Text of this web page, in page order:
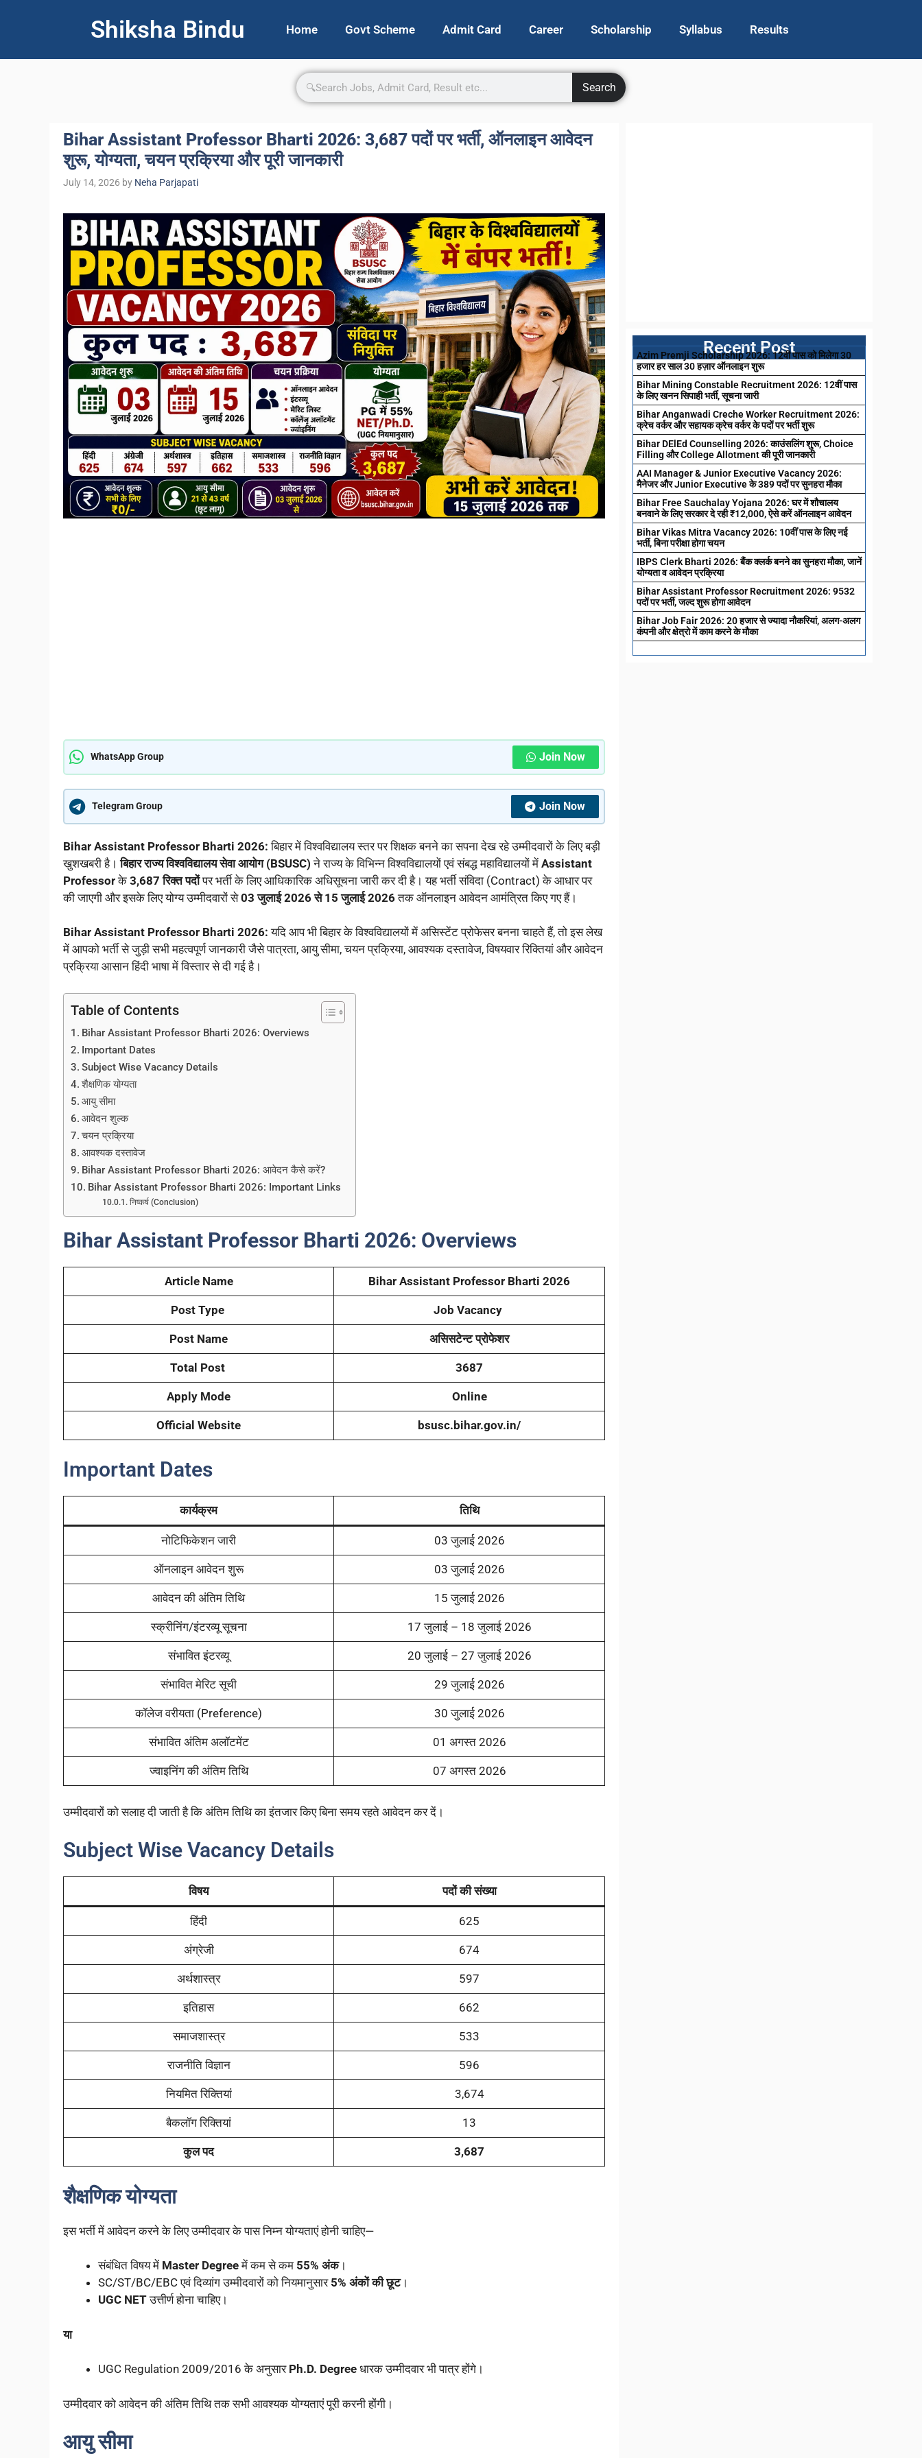
Shiksha Bindu Home Govt Scheme Admit Card Career Scholarship Syllabus Results
Search
Bihar Assistant Professor Bharti 2026: 3,687 पदों पर भर्ती, ऑनलाइन आवेदन
शुरू, योग्यता, चयन प्रक्रिया और पूरी जानकारी
July 14, 2026 by Neha Parjapati
WhatsApp Group Join Now
Telegram Group Join Now
Bihar Assistant Professor Bharti 2026: बिहार में विश्वविद्यालय स्तर पर शिक्षक बनने का सपना देख रहे उम्मीदवारों के लिए बड़ी
खुशखबरी है।बिहार राज्य विश्वविद्यालय सेवा आयोग (BSUSC) ने राज्य के विभिन्न विश्वविद्यालयों एवं संबद्ध महाविद्यालयों में Assistant
Professorके 3,687 रिक्त पदोंपर भर्ती के लिए आधिकारिक अधिसूचना जारी कर दी है। यह भर्ती संविदा (Contract) के आधार पर
की जाएगी और इसके लिए योग्य उम्मीदवारों से03 जुलाई 2026 से 15 जुलाई 2026तक ऑनलाइन आवेदन आमंत्रित किए गए हैं।
Bihar Assistant Professor Bharti 2026:यदि आप भी बिहार के विश्वविद्यालयों में असिस्टेंट प्रोफेसर बनना चाहते हैं, तो इस लेख
में आपको भर्ती से जुड़ी सभी महत्वपूर्ण जानकारी जैसे पात्रता, आयु सीमा, चयन प्रक्रिया, आवश्यक दस्तावेज, विषयवार रिक्तियां और आवेदन
प्रक्रिया आसान हिंदी भाषा में विस्तार से दी गई है।
Table of Contents
Bihar Assistant Professor Bharti 2026: Overviews
Important Dates
Subject Wise Vacancy Details
शैक्षणिक योग्यता
आयु सीमा
आवेदन शुल्क
चयन प्रक्रिया
आवश्यक दस्तावेज
Bihar Assistant Professor Bharti 2026: आवेदन कैसे करें?
Bihar Assistant Professor Bharti 2026: Important Links
निष्कर्ष (Conclusion)
Bihar Assistant Professor Bharti 2026: Overviews
Article Name Bihar Assistant Professor Bharti 2026
Post Type Job Vacancy
Post Name असिसटेन्ट प्रोफेशर
Total Post 3687
Apply Mode Online
Official Website bsusc.bihar.gov.in/
Important Dates
कार्यक्रम तिथि
नोटिफिकेशन जारी 03 जुलाई 2026
ऑनलाइन आवेदन शुरू 03 जुलाई 2026
आवेदन की अंतिम तिथि 15 जुलाई 2026
स्क्रीनिंग/इंटरव्यू सूचना 17 जुलाई – 18 जुलाई 2026
संभावित इंटरव्यू 20 जुलाई – 27 जुलाई 2026
संभावित मेरिट सूची 29 जुलाई 2026
कॉलेज वरीयता (Preference) 30 जुलाई 2026
संभावित अंतिम अलॉटमेंट 01 अगस्त 2026
ज्वाइनिंग की अंतिम तिथि 07 अगस्त 2026
उम्मीदवारों को सलाह दी जाती है कि अंतिम तिथि का इंतजार किए बिना समय रहते आवेदन कर दें।
Subject Wise Vacancy Details
विषय पदों की संख्या
हिंदी 625
अंग्रेजी 674
अर्थशास्त्र 597
इतिहास 662
समाजशास्त्र 533
राजनीति विज्ञान 596
नियमित रिक्तियां 3,674
बैकलॉग रिक्तियां 13
कुल पद 3,687
शैक्षणिक योग्यता
इस भर्ती में आवेदन करने के लिए उम्मीदवार के पास निम्न योग्यताएं होनी चाहिए—
संबंधित विषय में Master Degreeमें कम से कम 55% अंक।
SC/ST/BC/EBC एवं दिव्यांग उम्मीदवारों को नियमानुसार 5% अंकों की छूट।
UGC NETउत्तीर्ण होना चाहिए।
या
UGC Regulation 2009/2016 के अनुसार Ph.D. Degree धारक उम्मीदवार भी पात्र होंगे।
उम्मीदवार को आवेदन की अंतिम तिथि तक सभी आवश्यक योग्यताएं पूरी करनी होंगी।
आयु सीमा
Recent Post
Azim Premji Scholarship 2026: 12वी पास को मिलेगा 30
हजार हर साल 30 हज़ार ऑनलाइन शुरू
Bihar Mining Constable Recruitment 2026: 12वीं पास
के लिए खनन सिपाही भर्ती, सूचना जारी
Bihar Anganwadi Creche Worker Recruitment 2026:
क्रेच वर्कर और सहायक क्रेच वर्कर के पदों पर भर्ती शुरू
Bihar DElEd Counselling 2026: काउंसलिंग शुरू, Choice
Filling और College Allotment की पूरी जानकारी
AAI Manager & Junior Executive Vacancy 2026:
मैनेजर और Junior Executive के 389 पदों पर सुनहरा मौका
Bihar Free Sauchalay Yojana 2026: घर में शौचालय
बनवाने के लिए सरकार दे रही ₹12,000, ऐसे करें ऑनलाइन आवेदन
Bihar Vikas Mitra Vacancy 2026: 10वीं पास के लिए नई
भर्ती, बिना परीक्षा होगा चयन
IBPS Clerk Bharti 2026: बैंक क्लर्क बनने का सुनहरा मौका, जानें
योग्यता व आवेदन प्रक्रिया
Bihar Assistant Professor Recruitment 2026: 9532
पदों पर भर्ती, जल्द शुरू होगा आवेदन
Bihar Job Fair 2026: 20 हजार से ज्यादा नौकरियां, अलग-अलग
कंपनी और क्षेत्रो में काम करने के मौका